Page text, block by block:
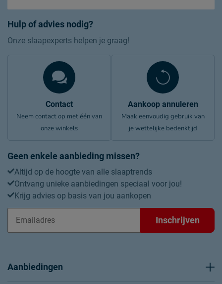
Hulp of advies nodig?
Onze slaapexperts helpen je graag!
Contact
Neem contact op met één van
onze winkels
Aankoop annuleren
Maak eenvoudig gebruik van
je wettelijke bedenktijd
Geen enkele aanbieding missen?
Altijd op de hoogte van alle slaaptrends
Ontvang unieke aanbiedingen speciaal voor jou!
Krijg advies op basis van jou aankopen
Inschrijven
Aanbiedingen